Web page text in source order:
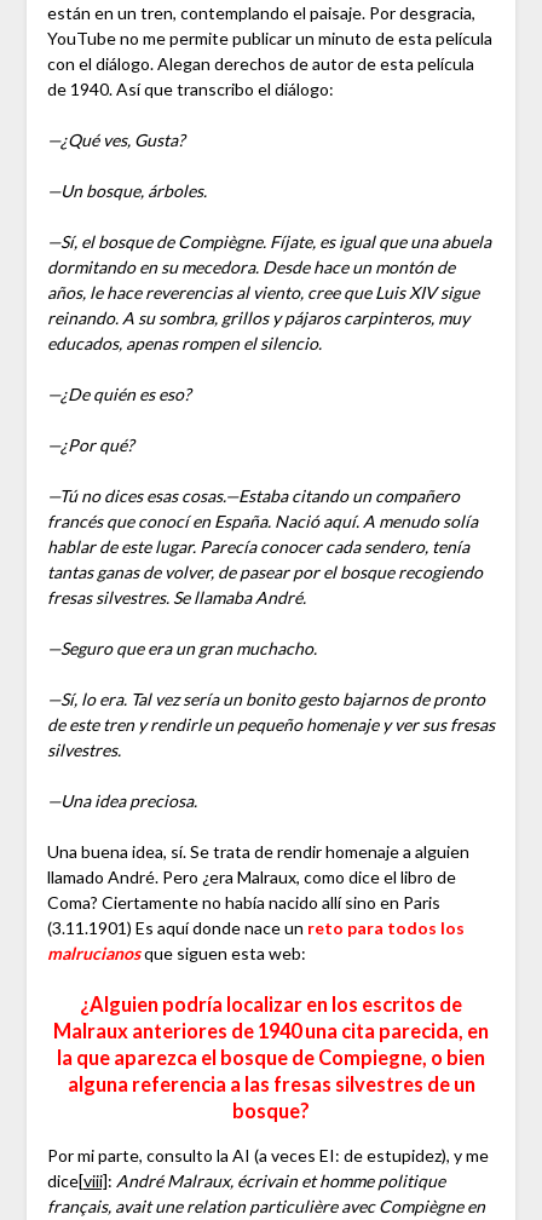
están en un tren, contemplando el paisaje. Por desgracia,
YouTube no me permite publicar un minuto de esta película
con el diálogo. Alegan derechos de autor de esta película
de 1940. Así que transcribo el diálogo:
—¿Qué ves, Gusta?
—Un bosque, árboles.
—Sí, el bosque de Compiègne. Fíjate, es igual que una abuela
dormitando en su mecedora. Desde hace un montón de
años, le hace reverencias al viento, cree que Luis XIV sigue
reinando. A su sombra, grillos y pájaros carpinteros, muy
educados, apenas rompen el silencio.
—¿De quién es eso?
—¿Por qué?
—Tú no dices esas cosas.—Estaba citando un compañero
francés que conocí en España. Nació aquí. A menudo solía
hablar de este lugar. Parecía conocer cada sendero, tenía
tantas ganas de volver, de pasear por el bosque recogiendo
fresas silvestres. Se llamaba André.
—Seguro que era un gran muchacho.
—Sí, lo era. Tal vez sería un bonito gesto bajarnos de pronto
de este tren y rendirle un pequeño homenaje y ver sus fresas
silvestres.
—Una idea preciosa.
Una buena idea, sí. Se trata de rendir homenaje a alguien
llamado André. Pero ¿era Malraux, como dice el libro de
Coma? Ciertamente no había nacido allí sino en Paris
(3.11.1901) Es aquí donde nace un reto para todos los
malrucianosque siguen esta web:
¿Alguien podría localizar en los escritos de
Malraux anteriores de 1940 una cita parecida, en
la que aparezca el bosque de Compiegne, o bien
alguna referencia a las fresas silvestres de un
bosque?
Por mi parte, consulto la AI (a veces EI: de estupidez), y me
dice[viii]: André Malraux, écrivain et homme politique
français, avait une relation particulière avec Compiègne en